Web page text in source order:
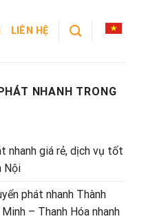
LIÊN HỆ
NHANH TRONG
nhanh giá rẻ, dịch vụ tốt
Nội
phát nhanh Thành
– Thanh Hóa nhanh